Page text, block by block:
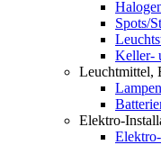
Spots/
Keller-
Leuchtmittel,
Lampen
Elektro-